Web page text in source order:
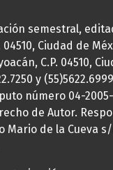
semestral,
Ciudad de
C.P. 04510,
y
número 04-2005-
de Autor.
de la Cueva